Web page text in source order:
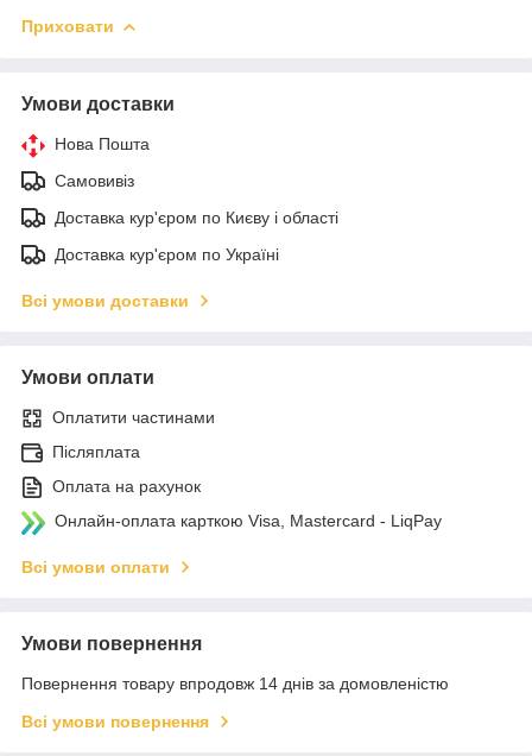
Приховати
Умови доставки
Нова Пошта
Самовивіз
Доставка кур'єром по Києву і області
Доставка кур'єром по Україні
Всі умови доставки
Умови оплати
Оплатити частинами
Післяплата
Оплата на рахунок
Онлайн-оплата карткою Visa, Mastercard - LiqPay
Всі умови оплати
Умови повернення
Повернення товару впродовж 14 днів за домовленістю
Всі умови повернення